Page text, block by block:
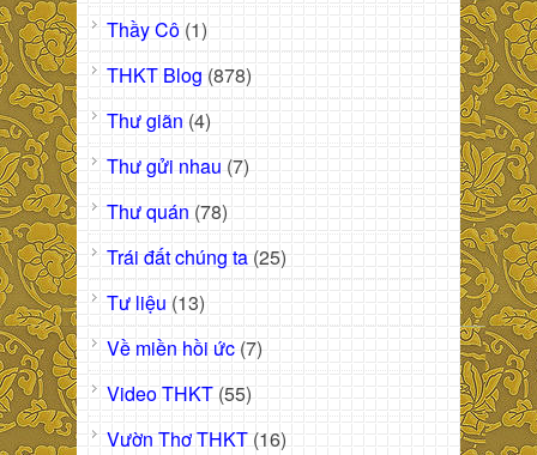
Thầy Cô (1)
THKT Blog (878)
Thư giãn (4)
Thư gửi nhau (7)
Thư quán (78)
Trái đất chúng ta (25)
Tư liệu (13)
Về miền hồi ức (7)
Video THKT (55)
Vườn Thơ THKT (16)